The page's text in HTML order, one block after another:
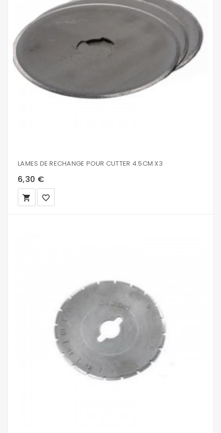
LAMES DE RECHANGE POUR CUTTER 4.5CM X3
6,30 €
local_grocery_store favorite_border